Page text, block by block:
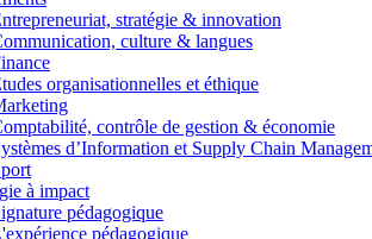
stratégie & innovation
culture & langues
organisationnelles et éthique
contrôle de gestion & économie
d’Information et Supply Chain
à impact
pédagogique
pédagogique